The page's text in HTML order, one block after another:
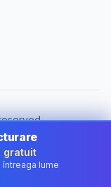
gratuit
lume